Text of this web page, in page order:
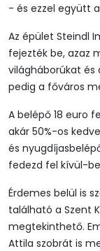
- és ezzel együtt
Az épület Steindl
fejezték be, azaz
világháborúkat és
pedig a főváros
A belépő 18 euro
akár 50%-os
és
fedezd fel kívül-
Érdemes belül is
található a Szent
megtekinthető.
Attila szobrát is